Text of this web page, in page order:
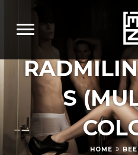
S
HOME »